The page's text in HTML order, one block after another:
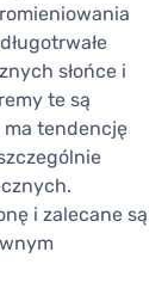
słońce i
te są
ma tendencję
i zalecane są